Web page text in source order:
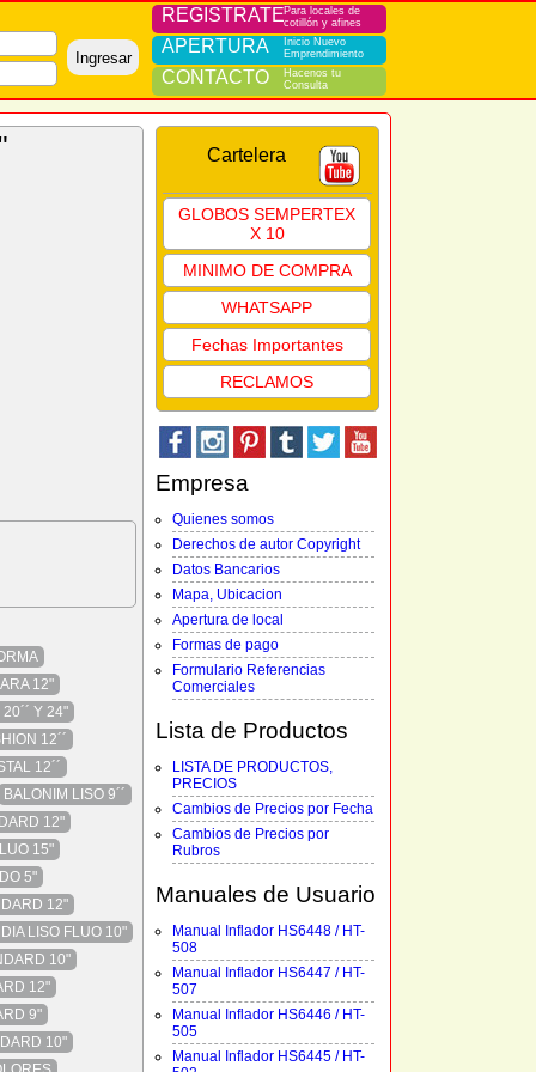
Ingresar
REGISTRATEPara locales de
cotillón y afines
APERTURA
Inicio Nuevo
Emprendimiento
CONTACTO
Hacenos tu
Consulta
12"
Y 24"
12´´
12´´
BALONIM LISO 9´´
12"
15"
5"
12"
LISO FLUO 10"
10"
12"
9"
10"
Cartelera
GLOBOS SEMPERTEX
X 10
MINIMO DE COMPRA
WHATSAPP
Fechas Importantes
RECLAMOS
Empresa
Quienes somos
Derechos de autor Copyright
Datos Bancarios
Mapa, Ubicacion
Apertura de local
Formas de pago
Formulario Referencias
Comerciales
Lista de Productos
LISTA DE PRODUCTOS,
PRECIOS
Cambios de Precios por Fecha
Cambios de Precios por
Rubros
Manuales de Usuario
Manual Inflador HS6448 / HT-
508
Manual Inflador HS6447 / HT-
507
Manual Inflador HS6446 / HT-
505
Manual Inflador HS6445 / HT-